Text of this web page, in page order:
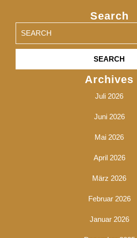
Search
for:
Archives
Juli 2026
Juni 2026
Mai 2026
April 2026
März 2026
Februar 2026
Januar 2026